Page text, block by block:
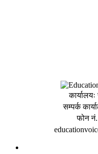
सम्पर्क
फोन